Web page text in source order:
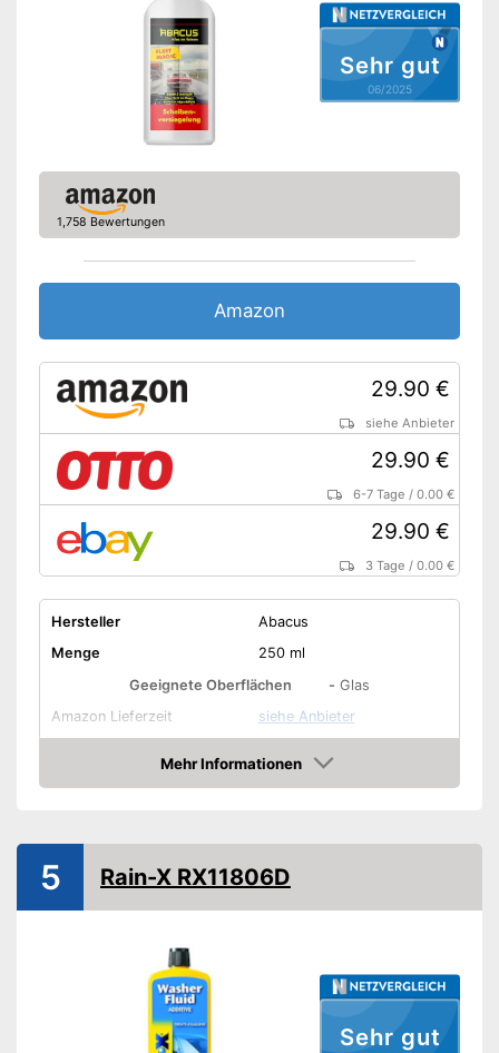
Sehr gut
06/2025
1,758 Bewertungen
Amazon
29.90 €
siehe Anbieter
29.90 €
6-7 Tage /0.00 €
29.90 €
3 Tage /0.00 €
Hersteller
Abacus
Menge
250 ml
Geeignete Oberflächen
- Glas
Amazon Lieferzeit
siehe Anbieter
Mehr Informationen
Amazon
Sehr gut
5 Rain-X RX11806D